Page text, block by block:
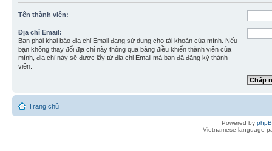
Tên thành viên:
Địa chỉ Email:
Bạn phải khai báo địa chỉ Email đang sử dụng cho tài khoản của mình. Nếu
bạn không thay đổi địa chỉ này thông qua bảng điều khiển thành viên của
mình, địa chỉ này sẽ được lấy từ địa chỉ Email mà bạn đã đăng ký thành
viên.
Trang chủ
Powered by
Vietnamese language